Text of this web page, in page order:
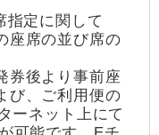
指定に関して
座席の並び席の
券後より事前座
び、ご利用便の
ーネット上にて